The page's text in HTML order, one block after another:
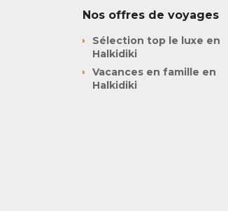
Nos offres de voyages
Sélection top le luxe en
Halkidiki
Vacances en famille en
Halkidiki